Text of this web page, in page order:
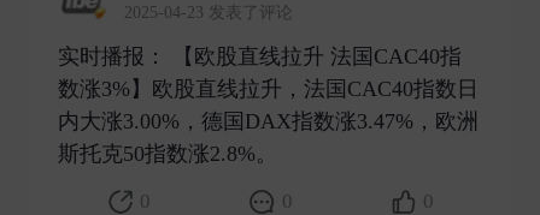
2025-04-23 发表了评论
实时播报： 【欧股直线拉升 法国CAC40指
数涨3%】欧股直线拉升，法国CAC40指数日
内大涨3.00%，德国DAX指数涨3.47%，欧洲
斯托克50指数涨2.8%。 ​
0 0 0